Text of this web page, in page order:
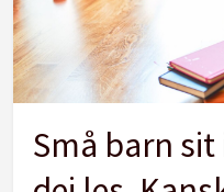
Små barn